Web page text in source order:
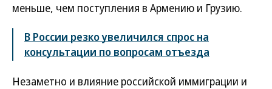
меньше, чем поступления в Армению и Грузию.
В России резко увеличился спрос на
консультации по вопросам отъезда
Незаметно и влияние российской иммиграции и